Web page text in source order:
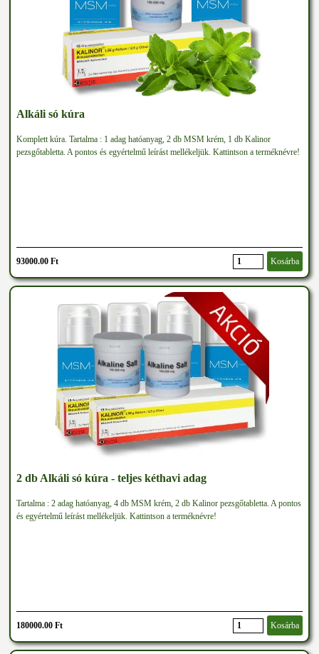
Alkáli só kúra
Komplett kúra. Tartalma : 1 adag hatóanyag, 2 db MSM krém, 1 db Kalinor
pezsgőtabletta. A pontos és egyértelmű leírást mellékeljük. Kattintson a terméknévre!
93000.00 Ft Kosárba
2 db Alkáli só kúra - teljes kéthavi adag
Tartalma : 2 adag hatóanyag, 4 db MSM krém, 2 db Kalinor pezsgőtabletta. A pontos
és egyértelmű leírást mellékeljük. Kattintson a terméknévre!
180000.00 Ft Kosárba